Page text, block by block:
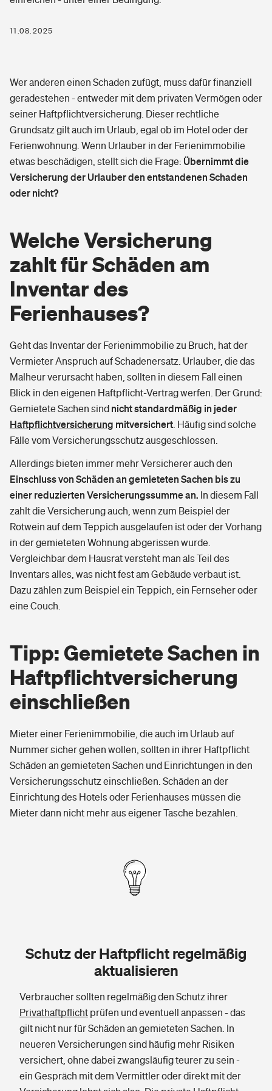
Sie haben Fragen?
Gesundheit
Private Krankenversicherung
Dread-Disease-Versicherung
Tierkrankenversicherung
Zur Übersicht
Tools
Wer versichert was: Jetzt Versicherer finden
Sie haben Fragen?
Rentenrechner: Wie viel Geld bekomme ich im Alter?
11.08.2025
Wer anderen einen Schaden zufügt, muss dafür finanziell
geradestehen - entweder mit dem privaten Vermögen oder
seiner Haftpflichtversicherung. Dieser rechtliche
Grundsatz gilt auch im Urlaub, egal ob im Hotel oder der
Ferienwohnung. Wenn Urlauber in der Ferienimmobilie
etwas beschädigen, stellt sich die Frage: Übernimmt die
Versicherung der Urlauber den entstandenen Schaden
oder nicht?
Welche Versicherung
zahlt für Schäden am
Inventar des
Ferienhauses?
Geht das Inventar der Ferienimmobilie zu Bruch, hat der
Vermieter Anspruch auf Schadenersatz. Urlauber, die das
Malheur verursacht haben, sollten in diesem Fall einen
Blick in den eigenen Haftpflicht-Vertrag werfen. Der Grund:
Gemietete Sachen sind nicht standardmäßig in jeder
Haftpflichtversicherung mitversichert . Häufig sind solche
Fälle vom Versicherungsschutz ausgeschlossen.
Allerdings bieten immer mehr Versicherer auch den
Einschluss von Schäden an gemieteten Sachen bis zu
einer reduzierten Versicherungssumme an. In diesem Fall
zahlt die Versicherung auch, wenn zum Beispiel der
Rotwein auf dem Teppich ausgelaufen ist oder der Vorhang
in der gemieteten Wohnung abgerissen wurde.
Vergleichbar dem Hausrat versteht man als Teil des
Inventars alles, was nicht fest am Gebäude verbaut ist.
Dazu zählen zum Beispiel ein Teppich, ein Fernseher oder
eine Couch.
Tipp: Gemietete Sachen in
Haftpflichtversicherung
einschließen
Mieter einer Ferienimmobilie, die auch im Urlaub auf
Nummer sicher gehen wollen, sollten in ihrer Haftpflicht
Schäden an gemieteten Sachen und Einrichtungen in den
Versicherungsschutz einschließen. Schäden an der
Einrichtung des Hotels oder Ferienhauses müssen die
Mieter dann nicht mehr aus eigener Tasche bezahlen.
Schutz der Haftpflicht regelmäßig
aktualisieren
Verbraucher sollten regelmäßig den Schutz ihrer
Privathaftpflicht prüfen und eventuell anpassen - das
gilt nicht nur für Schäden an gemieteten Sachen. In
neueren Versicherungen sind häufig mehr Risiken
versichert, ohne dabei zwangsläufig teurer zu sein -
ein Gespräch mit dem Vermittler oder direkt mit der